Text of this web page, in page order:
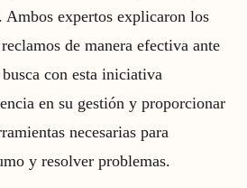
Ambos expertos explicaron los
de manera efectiva ante
con esta iniciativa
en su gestión y proporcionar
necesarias para
y resolver problemas.